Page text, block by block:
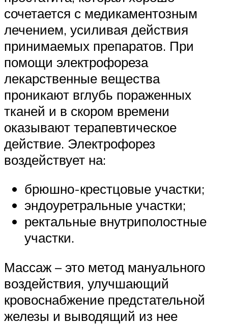
сочетается с медикаментозным
лечением, усиливая действия
принимаемых препаратов. При
помощи электрофореза
лекарственные вещества
проникают вглубь пораженных
тканей и в скором времени
оказывают терапевтическое
действие. Электрофорез
воздействует на:
брюшно-крестцовые участки;
эндоуретральные участки;
ректальные внутриполостные
участки.
Массаж – это метод мануального
воздействия, улучшающий
кровоснабжение предстательной
железы и выводящий из нее